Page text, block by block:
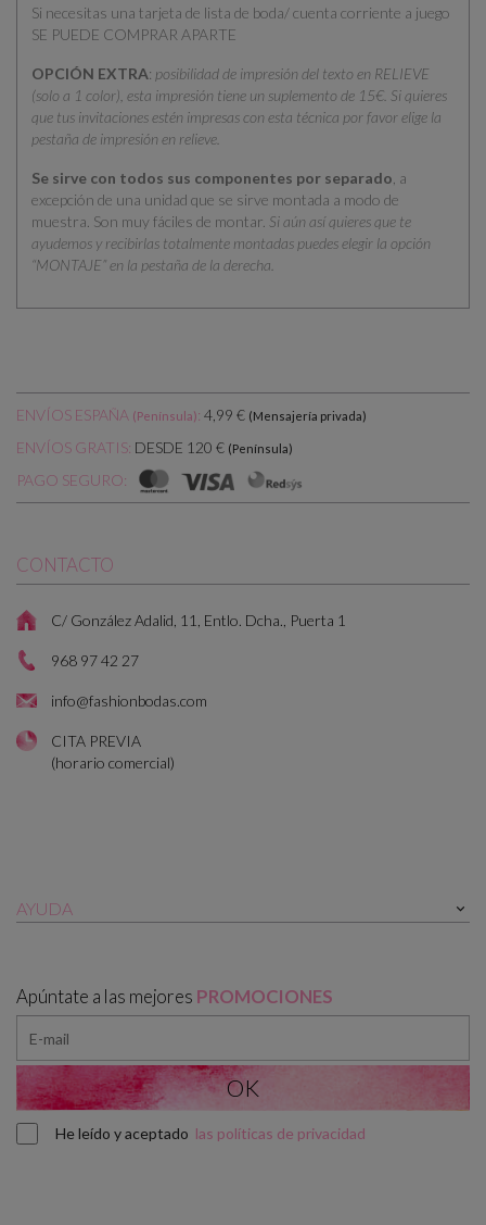
Si necesitas una tarjeta de lista de boda/ cuenta corriente a juego
SE PUEDE COMPRAR APARTE
OPCIÓN EXTRA: posibilidad de impresión del texto en RELIEVE
(solo a 1 color), esta impresión tiene un suplemento de 15€. Si quieres
que tus invitaciones estén impresas con esta técnica por favor elige la
pestaña de impresión en relieve.
Se sirve con todos sus componentes por separado , a
excepción de una unidad que se sirve montada a modo de
muestra. Son muy fáciles de montar. Si aún así quieres que te
ayudemos y recibirlas totalmente montadas puedes elegir la opción
“MONTAJE” en la pestaña de la derecha.
ENVÍOS ESPAÑA (Península): 4,99 € (Mensajería privada)
ENVÍOS GRATIS: DESDE 120 € (Península)
PAGO SEGURO:
CONTACTO
C/ González Adalid, 11, Entlo. Dcha., Puerta 1
968 97 42 27
info@fashionbodas.com
CITA PREVIA
(horario comercial)
AYUDA 
Apúntate a las mejores PROMOCIONES
He leído y aceptado las políticas de privacidad